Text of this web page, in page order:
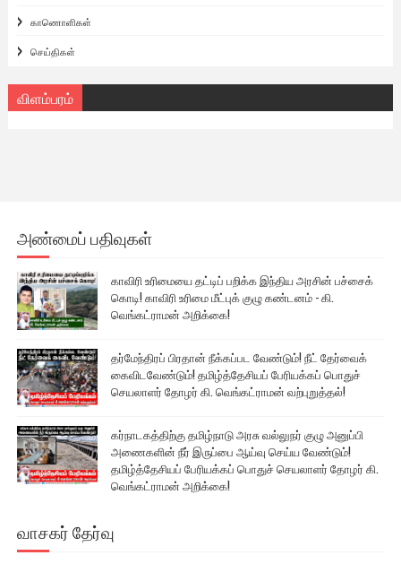
காணொளிகள்
செய்திகள்
விளம்பரம்
அண்மைப் பதிவுகள்
காவிரி உரிமையை தட்டிப் பறிக்க இந்திய அரசின் பச்சைக்
கொடி! காவிரி உரிமை மீட்புக் குழு கண்டனம் - கி.
வெங்கட்ராமன் அறிக்கை!
தர்மேந்திரப் பிரதான் நீக்கப்பட வேண்டும்! நீட் தேர்வைக்
கைவிடவேண்டும்! தமிழ்த்தேசியப் பேரியக்கப் பொதுச்
செயலாளர் தோழர் கி. வெங்கட்ராமன் வற்புறுத்தல்!
கர்நாடகத்திற்கு தமிழ்நாடு அரசு வல்லுநர் குழு அனுப்பி
அணைகளின் நீர் இருப்பை ஆய்வு செய்ய வேண்டும்!
தமிழ்த்தேசியப் பேரியக்கப் பொதுச் செயலாளர் தோழர் கி.
வெங்கட்ராமன் அறிக்கை!
வாசகர் தேர்வு